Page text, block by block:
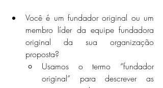
Você é um fundador original ou um
membro líder da equipe fundadora
original da sua organização
proposta?
Usamos o termo “fundador
original” para descrever as